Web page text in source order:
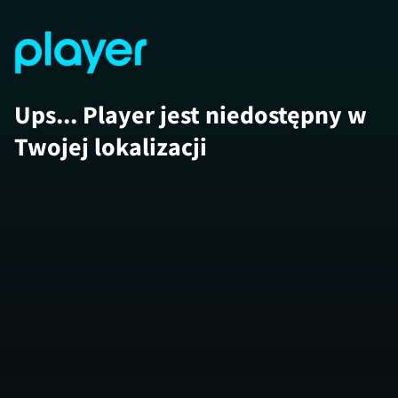
Ups... Player jest niedostępny w
Twojej lokalizacji